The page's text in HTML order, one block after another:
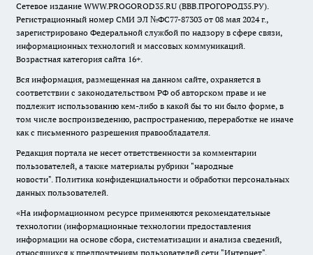
Сетевое издание WWW.PROGOROD35.RU (ВВВ.ПРОГОРОД35.РУ).
Регистрационный номер СМИ ЭЛ №ФС77-87303 от 08 мая 2024 г.,
зарегистрировано Федеральной службой по надзору в сфере связи,
информационных технологий и массовых коммуникаций.
Возрастная категория сайта 16+.
Вся информация, размещенная на данном сайте, охраняется в
соответствии с законодательством РФ об авторском праве и не
подлежит использованию кем-либо в какой бы то ни было форме, в
том числе воспроизведению, распространению, переработке не иначе
как с письменного разрешения правообладателя.
Редакция портала не несет ответственности за комментарии
пользователей, а также материалы рубрики "народные
новости". Политика конфиденциальности и обработки персональных
данных пользователей.
«На информационном ресурсе применяются рекомендательные
технологии (информационные технологии предоставления
информации на основе сбора, систематизации и анализа сведений,
относящихся к предпочтениям пользователей сети "Интернет",